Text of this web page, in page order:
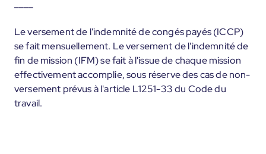
Le versement de l'indemnité de congés payés (ICCP)
se fait mensuellement. Le versement de l'indemnité de
fin de mission (IFM) se fait à l'issue de chaque mission
effectivement accomplie, sous réserve des cas de non-
versement prévus à l'article L1251-33 du Code du
travail.